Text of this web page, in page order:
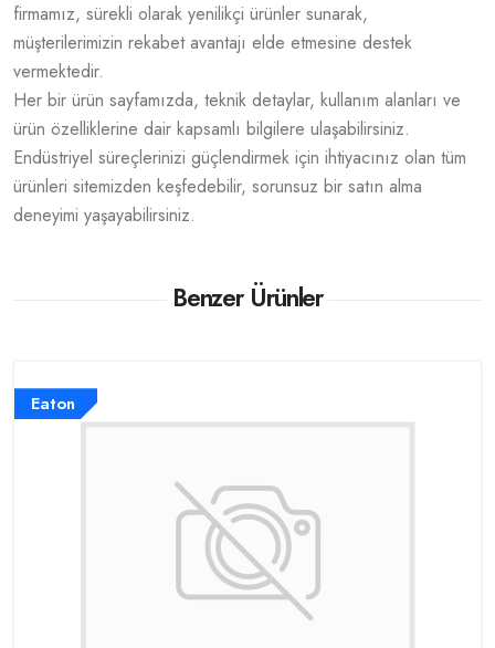
firmamız, sürekli olarak yenilikçi ürünler sunarak,
müşterilerimizin rekabet avantajı elde etmesine destek
vermektedir.
Her bir ürün sayfamızda, teknik detaylar, kullanım alanları ve
ürün özelliklerine dair kapsamlı bilgilere ulaşabilirsiniz.
Endüstriyel süreçlerinizi güçlendirmek için ihtiyacınız olan tüm
ürünleri sitemizden keşfedebilir, sorunsuz bir satın alma
deneyimi yaşayabilirsiniz.
Benzer Ürünler
Eaton